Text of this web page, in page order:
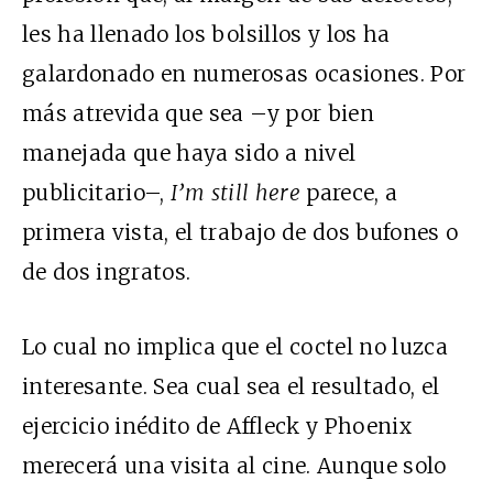
les ha llenado los bolsillos y los ha
galardonado en numerosas ocasiones. Por
más atrevida que sea –y por bien
manejada que haya sido a nivel
publicitario–,I’m still here parece, a
primera vista, el trabajo de dos bufones o
de dos ingratos.
Lo cual no implica que el coctel no luzca
interesante. Sea cual sea el resultado, el
ejercicio inédito de Affleck y Phoenix
merecerá una visita al cine. Aunque solo